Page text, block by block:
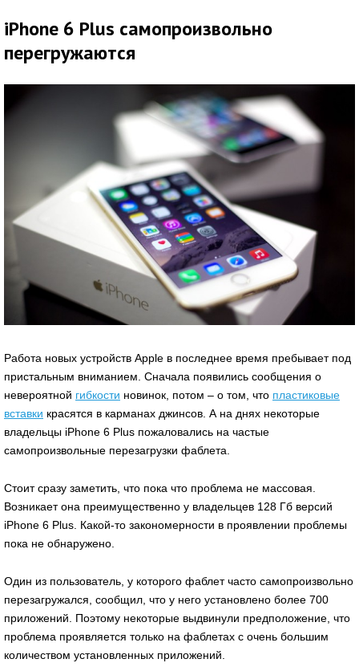
iPhone 6 Plus самопроизвольно
перегружаются
Работа новых устройств Apple в последнее время пребывает под
пристальным вниманием. Сначала появились сообщения о
невероятной гибкости новинок, потом – о том, что пластиковые
вставки красятся в карманах джинсов. А на днях некоторые
владельцы iPhone 6 Plus пожаловались на частые
самопроизвольные перезагрузки фаблета.
Стоит сразу заметить, что пока что проблема не массовая.
Возникает она преимущественно у владельцев 128 Гб версий
iPhone 6 Plus. Какой-то закономерности в проявлении проблемы
пока не обнаружено.
Один из пользователь, у которого фаблет часто самопроизвольно
перезагружался, сообщил, что у него установлено более 700
приложений. Поэтому некоторые выдвинули предположение, что
проблема проявляется только на фаблетах с очень большим
количеством установленных приложений.